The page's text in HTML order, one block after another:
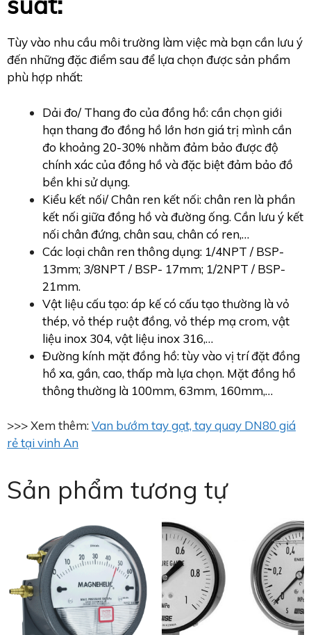
Tùy vào nhu cầu môi trường làm việc mà bạn cần lưu ý
đến những đặc điểm sau để lựa chọn được sản phẩm
phù hợp nhất:
Dải đo/ Thang đo của đồng hồ: cần chọn giới
hạn thang đo đồng hồ lớn hơn giá trị mình cần
đo khoảng 20-30% nhằm đảm bảo được độ
chính xác của đồng hồ và đặc biệt đảm bảo đồ
bền khi sử dụng.
Kiểu kết nối/ Chân ren kết nối: chân ren là phần
kết nối giữa đồng hồ và đường ống. Cần lưu ý kết
nối chân đứng, chân sau, chân có ren,…
Các loại chân ren thông dụng: 1/4NPT / BSP-
13mm; 3/8NPT / BSP- 17mm; 1/2NPT / BSP-
21mm.
Vật liệu cấu tạo: áp kế có cấu tạo thường là vỏ
thép, vỏ thép ruột đồng, vỏ thép mạ crom, vật
liệu inox 304, vật liệu inox 316,…
Đường kính mặt đồng hồ: tùy vào vị trí đặt đồng
hồ xa, gần, cao, thấp mà lựa chọn. Mặt đồng hồ
thông thường là 100mm, 63mm, 160mm,…
>>> Xem thêm:Van bướm tay gạt, tay quay DN80 giá
rẻ tại vinh An
Sản phẩm tương tự